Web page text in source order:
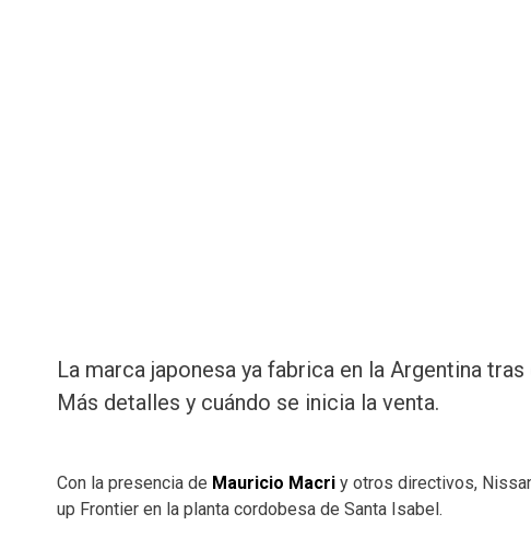
La marca japonesa ya fabrica en la Argentina
Más detalles y cuándo se inicia la venta.
Con la presencia de Mauricio Macri y otros directivos,
up Frontier en la planta cordobesa de Santa Isabel.